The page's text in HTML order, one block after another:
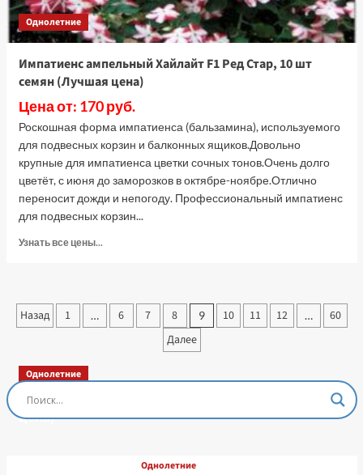
Однолетние
Импатиенс ампельный Хайлайт F1 Ред Стар, 10 шт
семян (Лучшая цена)
Цена от: 170 руб.
Роскошная форма импатиенса (бальзамина), используемого
для подвесных корзин и балконных ящиков.Довольно
крупные для импатиенса цветки сочных тонов.Очень долго
цветёт, с июня до заморозков в октябре-ноябре.Отлично
переносит дожди и непогоду. Профессиональный импатиенс
для подвесных корзин...
Узнать все цены...
ампельный
Хайлайт
10
Пагинация
Назад 1 … 6 7 8 9 10 11 12 …
60
Далее
Однолетние
Остеоспермум Пэшн Роуз, 3 шт семян (Лучшая
цена)
Однолетние